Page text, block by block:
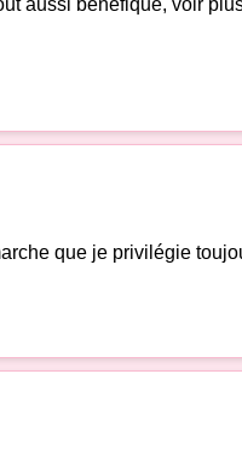
aussi bénéfique, voir
que je privilégie